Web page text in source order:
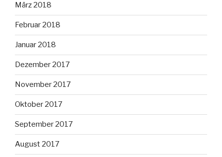
März 2018
Februar 2018
Januar 2018
Dezember 2017
November 2017
Oktober 2017
September 2017
August 2017